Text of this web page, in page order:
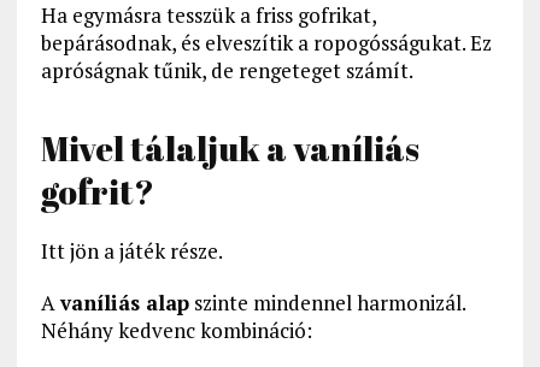
Ha egymásra tesszük a friss gofrikat,
bepárásodnak, és elveszítik a ropogósságukat. Ez
apróságnak tűnik, de rengeteget számít.
Mivel tálaljuk a vaníliás
gofrit?
Itt jön a játék része.
Avaníliás alapszinte mindennel harmonizál.
Néhány kedvenc kombináció: